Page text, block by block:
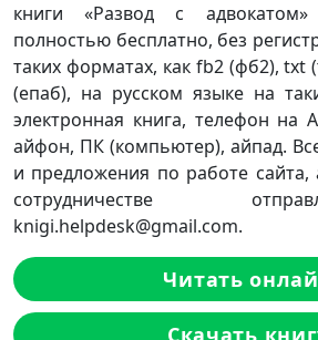
книги «Развод с
полностью бесплатно, без
таких форматах, как fb2 (фб2), txt
(епаб), на русском языке на
электронная книга, телефон на
айфон, ПК (компьютер), айпад.
и предложения по работе
сотрудничестве
knigi.helpdesk@gmail.com.
Читать
Скачать